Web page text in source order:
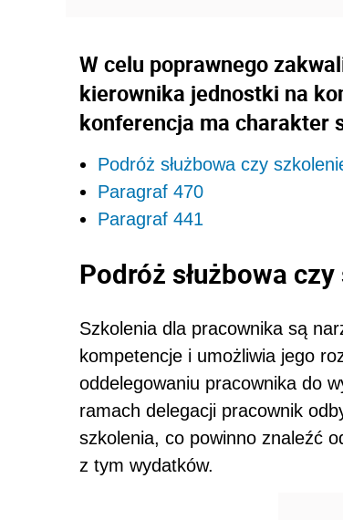
W celu poprawnego
kierownika jednostki na
konferencja ma charakter
Podróż służbowa czy
Paragraf 470
Paragraf 441
Podróż służbowa
Szkolenia dla pracownika są
kompetencje i umożliwia jego
oddelegowaniu pracownika do
ramach delegacji pracownik
szkolenia, co powinno znaleźć
z tym wydatków.